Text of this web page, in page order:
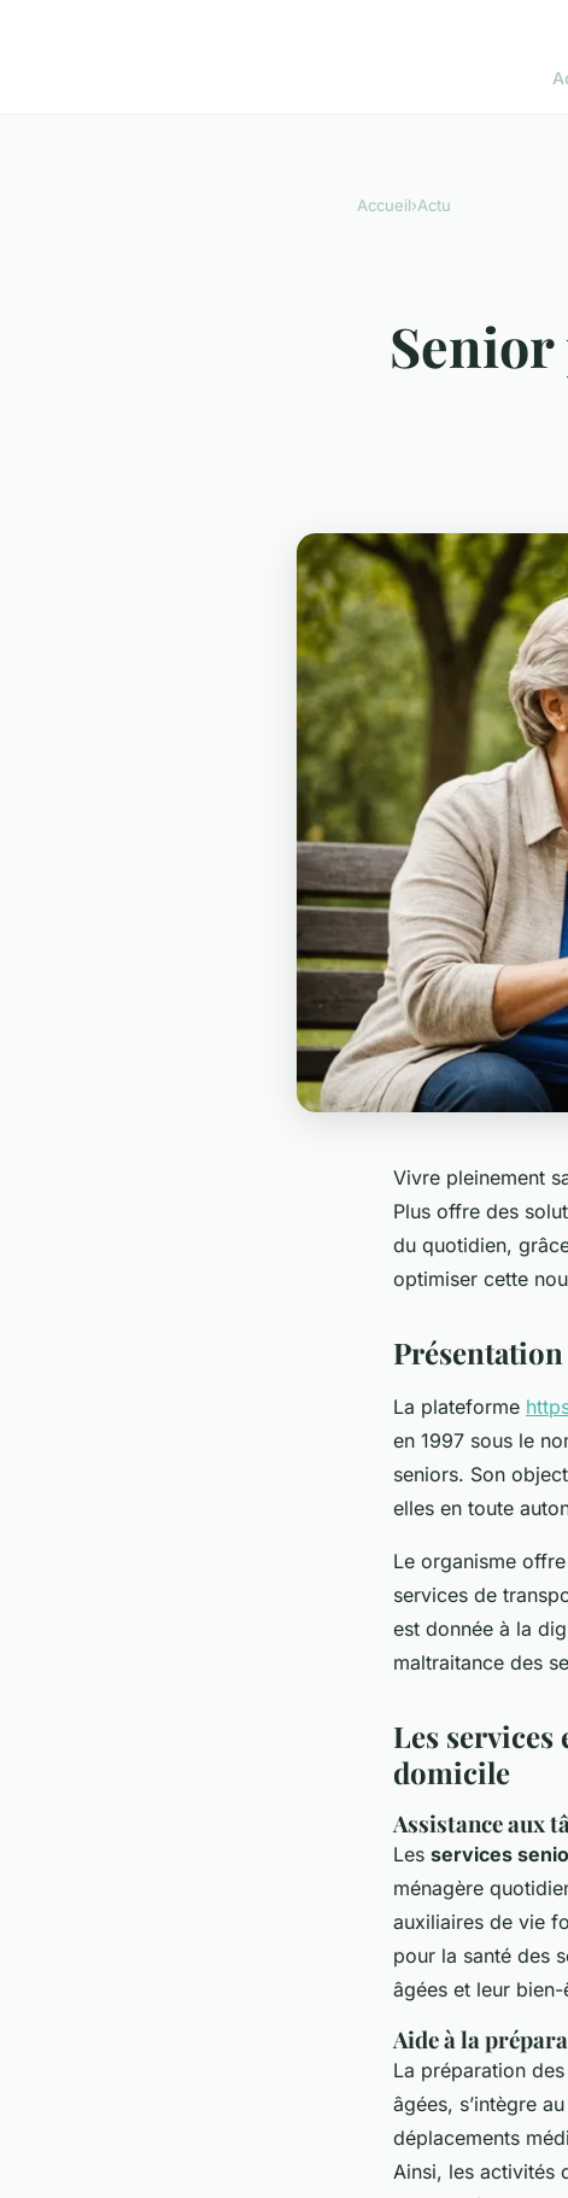
Accueil›Actu
Senior
Vivre pleinement
Plus offre des
du quotidien,
optimiser cette
La plateforme
en 1997 sous le
seniors. Son
elles en toute
Le organisme
services de
est donnée à la
maltraitance des
Les
domicile
Assistance aux
Les services
ménagère
auxiliaires de vie
pour la santé des
âgées et leur
Aide à la
La préparation
âgées, s’intègre
déplacements
Ainsi, les activités